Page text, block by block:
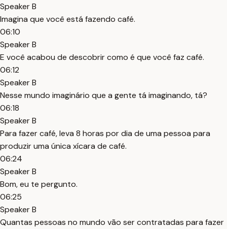
Speaker B
Imagina que você está fazendo café.
06:10
Speaker B
E você acabou de descobrir como é que você faz café.
06:12
Speaker B
Nesse mundo imaginário que a gente tá imaginando, tá?
06:18
Speaker B
Para fazer café, leva 8 horas por dia de uma pessoa para
produzir uma única xícara de café.
06:24
Speaker B
Bom, eu te pergunto.
06:25
Speaker B
Quantas pessoas no mundo vão ser contratadas para fazer